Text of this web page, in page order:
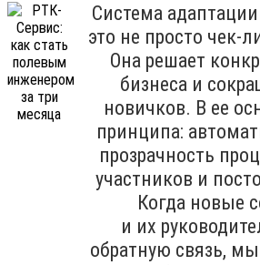
Система
это не просто чек-
Она решает
бизнеса и
новичков. В ее
принципа:
прозрачность
участников и
Когда новые
и их
обратную связь,